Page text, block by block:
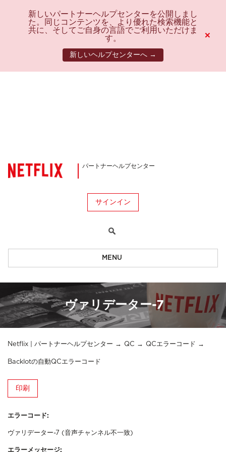
新しいパートナーヘルプセンターを公開しまし
た。同じコンテンツを、より優れた検索機能と
共に、そしてご自身の言語でご利用いただけま
す。
新しいヘルプセンターへ →
×
パートナーヘルプセンター
サインイン
MENU
ヴァリデーター-7
Netflix | パートナーヘルプセンター QC QCエラーコード
Backlotの自動QCエラーコード
印刷
エラーコード:
ヴァリデーター-7 (音声チャンネル不一致)
エラーメッセージ: